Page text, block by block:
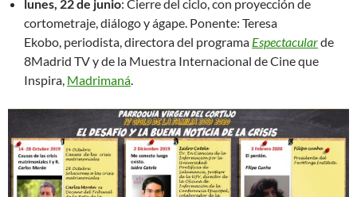
lunes, 22 de junio: Cierre del ciclo, con proyección de
cortometraje, diálogo y ágape. Ponente: Teresa
Ekobo, periodista, directora del programa Espectacularde
8Madrid TV y de la Muestra Internacional de Cine que
Inspira, Madrimaná